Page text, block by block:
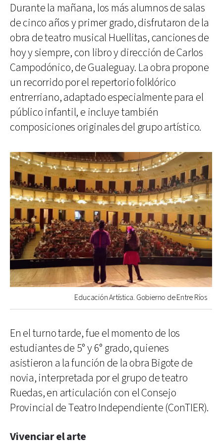
Durante la mañana, los más alumnos de salas
de cinco años y primer grado, disfrutaron de la
obra de teatro musical Huellitas, canciones de
hoy y siempre, con libro y dirección de Carlos
Campodónico, de Gualeguay. La obra propone
un recorrido por el repertorio folklórico
entrerriano, adaptado especialmente para el
público infantil, e incluye también
composiciones originales del grupo artístico.
Educación Artística. Gobierno de Entre Ríos
En el turno tarde, fue el momento de los
estudiantes de 5° y 6° grado, quienes
asistieron a la función de la obra Bigote de
novia, interpretada por el grupo de teatro
Ruedas, en articulación con el Consejo
Provincial de Teatro Independiente (ConTIER).
Vivenciar el arte